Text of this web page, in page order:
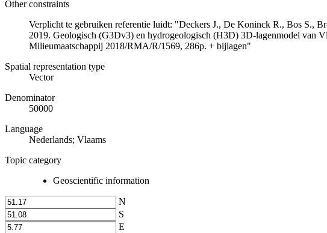
Other constraints
Verplicht te gebruiken referentie luidt: "Deckers J., De Koninck R., Bos S.,
2019. Geologisch (G3Dv3) en hydrogeologisch (H3D) 3D-lagenmodel van
Milieumaatschappij 2018/RMA/R/1569, 286p. + bijlagen"
Spatial representation type
Vector
Denominator
50000
Language
Nederlands; Vlaams
Topic category
Geoscientific information
N
S
E